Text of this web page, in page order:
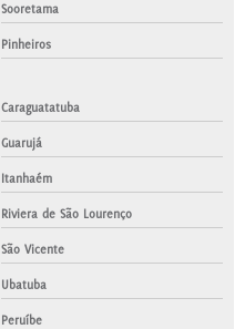
Sooretama
Pinheiros
Caraguatatuba
Guarujá
Itanhaém
Riviera de São Lourenço
São Vicente
Ubatuba
Peruíbe